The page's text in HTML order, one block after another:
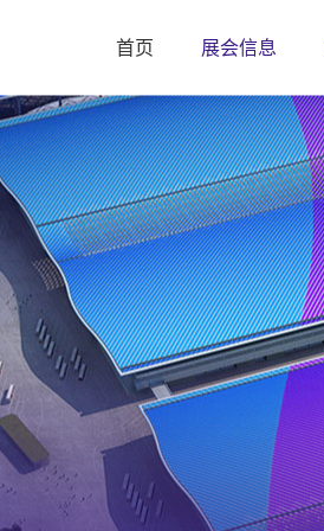
首页 展会信息